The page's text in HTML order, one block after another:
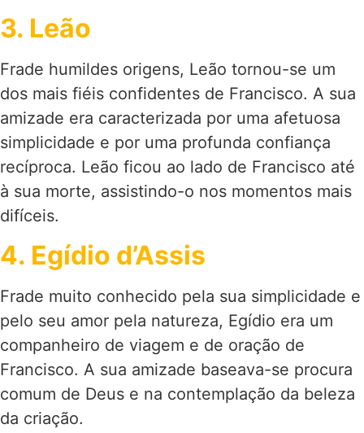
3. Leão
Frade humildes origens, Leão tornou-se um
dos mais fiéis confidentes de Francisco. A sua
amizade era caracterizada por uma afetuosa
simplicidade e por uma profunda confiança
recíproca. Leão ficou ao lado de Francisco até
à sua morte, assistindo-o nos momentos mais
difíceis.
4. Egídio d’Assis
Frade muito conhecido pela sua simplicidade e
pelo seu amor pela natureza, Egídio era um
companheiro de viagem e de oração de
Francisco. A sua amizade baseava-se procura
comum de Deus e na contemplação da beleza
da criação.